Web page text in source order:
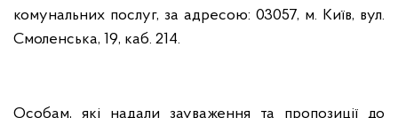
комунальних послуг, за адресою: 03057, м. Київ, вул.
Смоленська, 19, каб. 214.
Особам, які надали зауваження та пропозиції до